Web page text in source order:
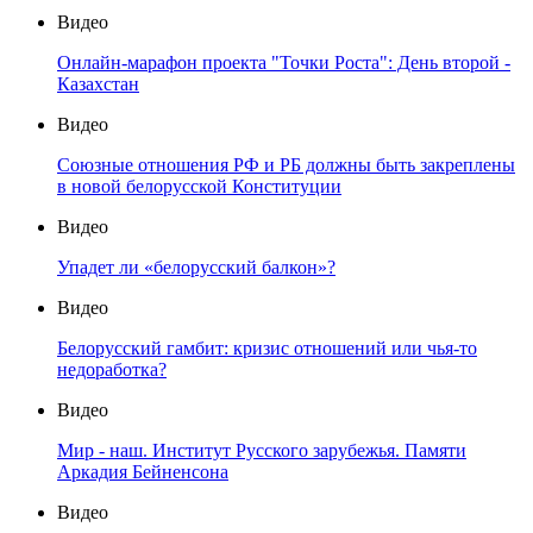
Видео
Онлайн-марафон проекта "Точки Роста": День второй -
Казахстан
Видео
Союзные отношения РФ и РБ должны быть закреплены
в новой белорусской Конституции
Видео
Упадет ли «белорусский балкон»?
Видео
Белорусский гамбит: кризис отношений или чья-то
недоработка?
Видео
Мир - наш. Институт Русского зарубежья. Памяти
Аркадия Бейненсона
Видео